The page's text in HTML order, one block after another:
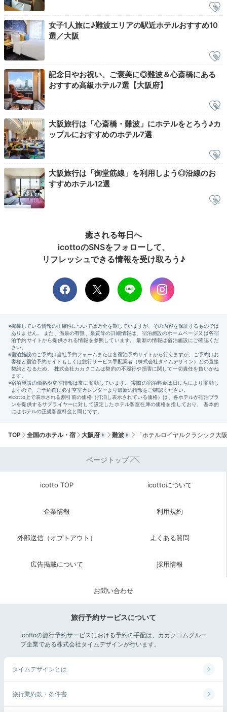
テルロイヤルクラシック大阪」。館内にはバー、レスト
ラン、カフェがあり、食事も楽しめます。なんばの中心
地に佇む“ミュージアムホテル”に泊まってみませんか。
今回紹介したスポット
道頓堀
女子1人旅に♪難波エリアの駅近ホテルおすすめ10
選／大阪
記念日やお祝い、ご褒美に◎難波＆心斎橋にある
おすすめ高級ホテル7選【大阪府】
大阪旅行は「心斎橋・難波」にホテルをとろう♪カ
ップルにおすすめのホテル7選
大阪旅行は「御堂筋線」を利用しよう◎沿線のお
すすめホテル12選
癒される毎日へ
icottoのSNSをフォローして、
リフレッシュできる情報を受け取ろう♪
TOP 全国のホテル・宿 大阪府 難波 「ホテルロイヤルクラシック大
ページトップ
icotto TOP icottoについて
企業情報 利用規約
外部送信（オプトアウト） よくある質問
広告掲載について 採用情報
お問い合わせ
旅行予約サービスについて
icottoの旅行予約サービスにおける予約の手配は、カカクコムグルー
プ企業である株式会社タイムデザインが行います。
タイムデザインとは
旅行業約款・条件書